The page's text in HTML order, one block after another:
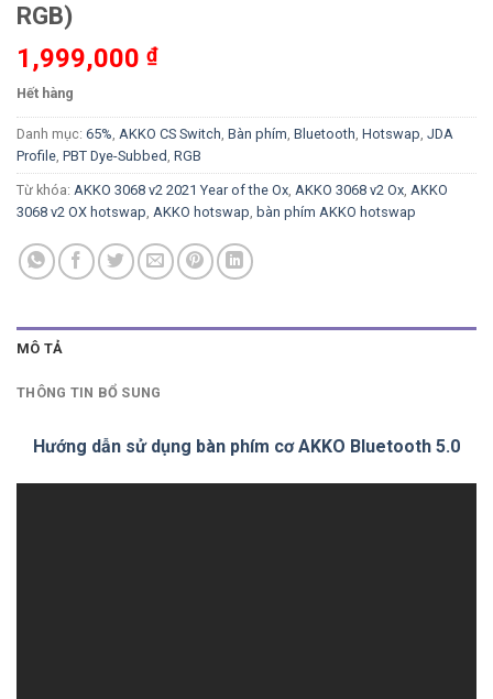
RGB)
1,999,000 ₫
Hết hàng
Danh mục: 65%, AKKO CS Switch, Bàn phím, Bluetooth, Hotswap, JDA
Profile, PBT Dye-Subbed, RGB
Từ khóa: AKKO 3068 v2 2021 Year of the Ox, AKKO 3068 v2 Ox, AKKO
3068 v2 OX hotswap, AKKO hotswap, bàn phím AKKO hotswap
MÔ TẢ
THÔNG TIN BỔ SUNG
Hướng dẫn sử dụng bàn phím cơ AKKO Bluetooth 5.0